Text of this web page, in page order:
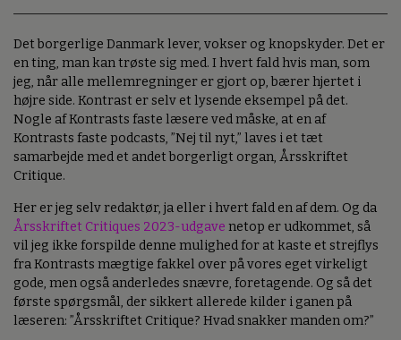
Det borgerlige Danmark lever, vokser og knopskyder. Det er
en ting, man kan trøste sig med. I hvert fald hvis man, som
jeg, når alle mellemregninger er gjort op, bærer hjertet i
højre side. Kontrast er selv et lysende eksempel på det.
Nogle af Kontrasts faste læsere ved måske, at en af
Kontrasts faste podcasts, ”Nej til nyt,” laves i et tæt
samarbejde med et andet borgerligt organ, Årsskriftet
Critique.
Her er jeg selv redaktør, ja eller i hvert fald en af dem. Og da
Årsskriftet Critiques 2023-udgave netop er udkommet, så
vil jeg ikke forspilde denne mulighed for at kaste et strejflys
fra Kontrasts mægtige fakkel over på vores eget virkeligt
gode, men også anderledes snævre, foretagende. Og så det
første spørgsmål, der sikkert allerede kilder i ganen på
læseren: ”Årsskriftet Critique? Hvad snakker manden om?”